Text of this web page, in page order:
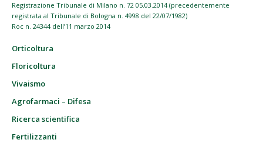
Registrazione Tribunale di Milano n. 72 05.03.2014 (precedentemente
registrata al Tribunale di Bologna n. 4998 del 22/07/1982)
Roc n. 24344 dell’11 marzo 2014
Orticoltura
Floricoltura
Vivaismo
Agrofarmaci – Difesa
Ricerca scientifica
Fertilizzanti